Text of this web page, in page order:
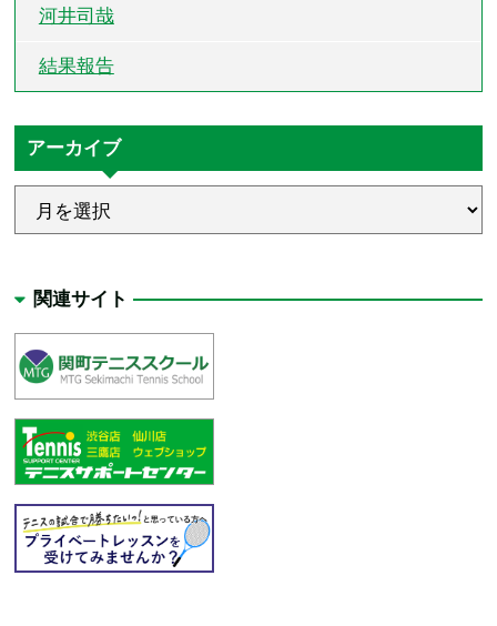
河井司哉
結果報告
アーカイブ
関連サイト